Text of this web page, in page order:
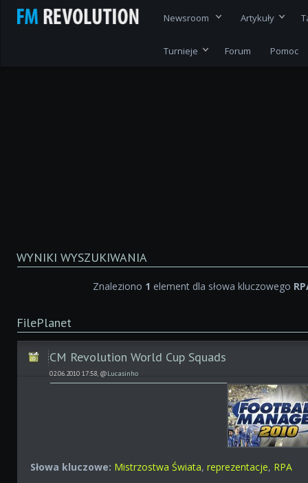
Newsroom Artykuły
Turnieje Forum Pomoc
WYNIKI WYSZUKIWANIA
Znaleziono 1 element dla słowa kluczowego
FilePlanet
CM Revolution World Cup Squads
02.06.2010 17:58, @Lucasinho
Słowa kluczowe: Mistrzostwa Świata,reprezentacje, RPA